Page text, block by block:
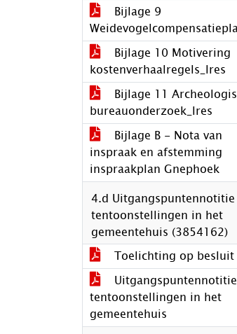
Bijlage 9
Bijlage 10 Motivering
kostenverhaalregels_lres
Bijlage 11
bureauonderzoek_lres
Bijlage B - Nota van
inspraak en afstemming
inspraakplan Gnephoek
4.d Uitgangspuntennotitie
tentoonstellingen in het
gemeentehuis (3854162)
Toelichting op besluit
Uitgangspuntennotitie
tentoonstellingen in het
gemeentehuis